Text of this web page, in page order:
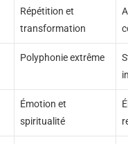
Répétition et
transformation
Polyphonie extrême
Émotion et
spiritualité